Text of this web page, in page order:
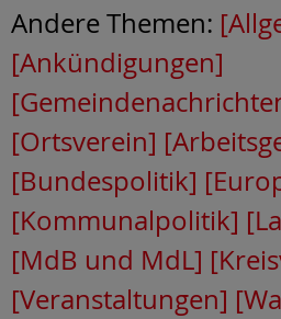
Andere Themen:
[Ankündigungen]
[Ortsverein]
[Bundespolitik]
[Kommunalpolitik]
[MdB und MdL]
[Veranstaltungen]